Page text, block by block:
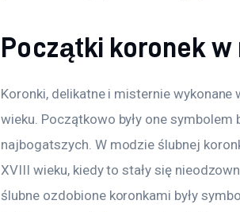
Początki koronek
Koronki, delikatne i misternie wykonane
wieku. Początkowo były one
najbogatszych. W modzie ślubnej
XVIII wieku, kiedy to stały się
ślubne ozdobione koronkami były